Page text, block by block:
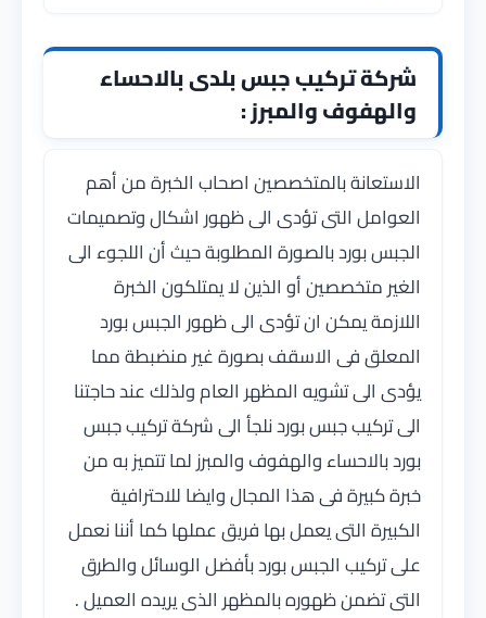
شركة تركيب جبس بلدى بالاحساء
والهفوف والمبرز :
الاستعانة بالمتخصصين اصحاب الخبرة من أهم
العوامل التى تؤدى الى ظهور اشكال وتصميمات
الجبس بورد بالصورة المطلوبة حيث أن اللجوء الى
الغير متخصصين أو الذين لا يمتلكون الخبرة
اللازمة يمكن ان تؤدى الى ظهور الجبس بورد
المعلق فى الاسقف بصورة غير منضبطة مما
يؤدى الى تشويه المظهر العام ولذلك عند حاجتنا
الى تركيب جبس بورد نلجأ الى شركة تركيب جبس
بورد بالاحساء والهفوف والمبرز لما تتميز به من
خبرة كبيرة فى هذا المجال وايضا للاحترافية
الكبيرة التى يعمل بها فريق عملها كما أننا نعمل
على تركيب الجبس بورد بأفضل الوسائل والطرق
التى تضمن ظهوره بالمظهر الذى يريده العميل .